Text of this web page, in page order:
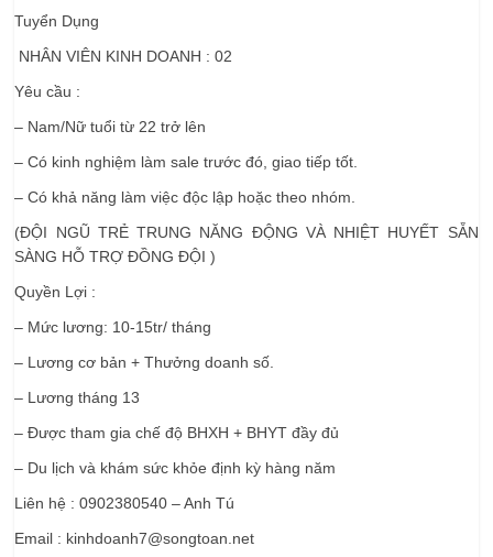
Tuyển Dụng
NHÂN VIÊN KINH DOANH : 02
Yêu cầu :
– Nam/Nữ tuổi từ 22 trở lên
– Có kinh nghiệm làm sale trước đó, giao tiếp tốt.
– Có khả năng làm việc độc lập hoặc theo nhóm.
(ĐỘI NGŨ TRẺ TRUNG NĂNG ĐỘNG VÀ NHIỆT HUYẾT SẴN
SÀNG HỖ TRỢ ĐỒNG ĐỘI )
Quyền Lợi :
– Mức lương: 10-15tr/ tháng
– Lương cơ bản + Thưởng doanh số.
– Lương tháng 13
– Được tham gia chế độ BHXH + BHYT đầy đủ
– Du lịch và khám sức khỏe định kỳ hàng năm
Liên hệ : 0902380540 – Anh Tú
Email : kinhdoanh7@songtoan.net